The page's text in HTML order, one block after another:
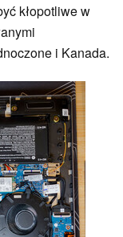
kłopotliwe w
i Kanada.